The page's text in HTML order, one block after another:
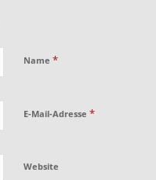
Name *
E-Mail-Adresse *
Website